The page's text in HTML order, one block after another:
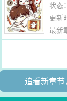
状态
更新
最新
追看新章